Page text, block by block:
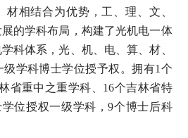
相结合为优势，工、理、文、
的学科布局，构建了光机电一体
科体系，光、机、电、算、材、
学科博士学位授予权。拥有1个
省重中之重学科、16个吉林省特
学位授权一级学科，9个博士后科